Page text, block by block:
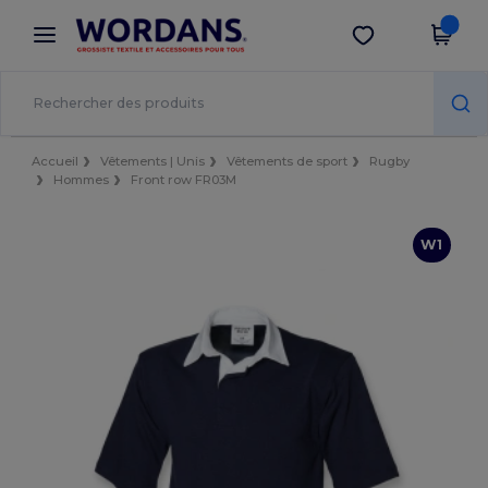
× Appli Wordans
Meilleurs prix sur l’app !
Obtenir l'appli
Accueil Vêtements | Unis Vêtements de sport
Rugby
Hommes
Front row FR03M
W1